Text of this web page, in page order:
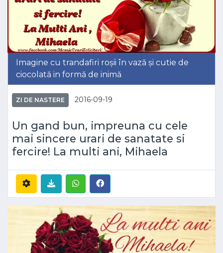
Imagine cu trandafiri roșii în vază și cutie de
ciocolată in formă de inimă
ZI DE NASTERE 2016-09-19
Un gand bun, impreuna cu cele
mai sincere urari de sanatate si
fercire! La multi ani, Mihaela